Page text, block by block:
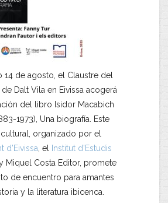
14 de agosto, el Claustre del
Dalt Vila en Eivissa acogerá
del libro Isidor Macabich
1973), Una biografía. Este
organizado por el
d’Eivissa , el
Institut d’Estudis
Miquel Costa Editor, promete
de encuentro para amantes
y la literatura ibicenca.